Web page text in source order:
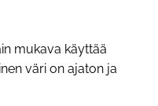
mukava käyttää
väri on ajaton ja